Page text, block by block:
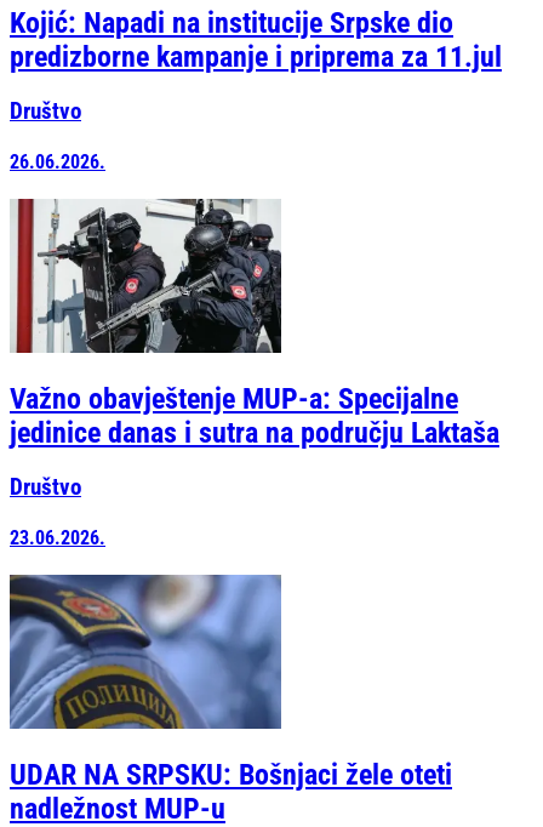
Kojić: Napadi na institucije Srpske dio
predizborne kampanje i priprema za 11.jul
Društvo
26.06.2026.
Važno obavještenje MUP-a: Specijalne
jedinice danas i sutra na području Laktaša
Društvo
23.06.2026.
UDAR NA SRPSKU: Bošnjaci žele oteti
nadležnost MUP-u